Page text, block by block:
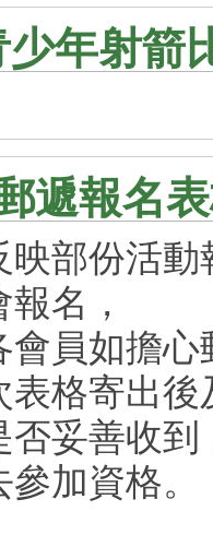
年射箭
遞報名
映部份活
名，
會員如擔
表格寄出
妥善收到
加資格。